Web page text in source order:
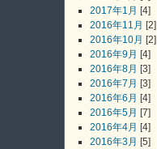
2017年1月 [4]
2016年11月 [2]
2016年10月 [2]
2016年9月 [4]
2016年8月 [3]
2016年7月 [3]
2016年6月 [4]
2016年5月 [7]
2016年4月 [4]
2016年3月 [5]